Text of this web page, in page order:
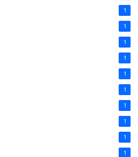
1
1
1
1
1
1
1
1
1
1